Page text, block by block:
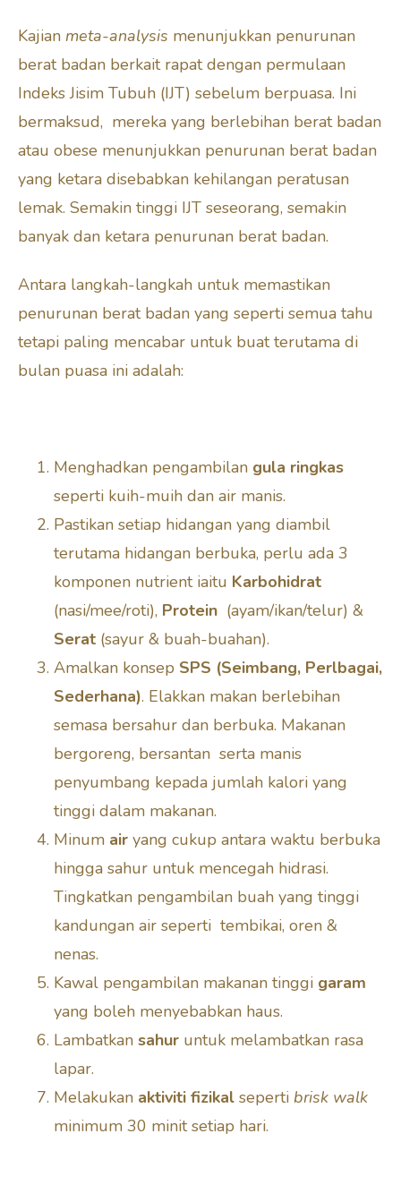
Kajian meta-analysis menunjukkan penurunan
berat badan berkait rapat dengan permulaan
Indeks Jisim Tubuh (IJT) sebelum berpuasa. Ini
bermaksud, mereka yang berlebihan berat badan
atau obese menunjukkan penurunan berat badan
yang ketara disebabkan kehilangan peratusan
lemak. Semakin tinggi IJT seseorang, semakin
banyak dan ketara penurunan berat badan.
Antara langkah-langkah untuk memastikan
penurunan berat badan yang seperti semua tahu
tetapi paling mencabar untuk buat terutama di
bulan puasa ini adalah:
Menghadkan pengambilan gula ringkas
seperti kuih-muih dan air manis.
Pastikan setiap hidangan yang diambil
terutama hidangan berbuka, perlu ada 3
komponen nutrient iaitu Karbohidrat
(nasi/mee/roti), Protein (ayam/ikan/telur) &
Serat (sayur & buah-buahan).
Amalkan konsep SPS (Seimbang, Perlbagai,
Sederhana). Elakkan makan berlebihan
semasa bersahur dan berbuka. Makanan
bergoreng, bersantan serta manis
penyumbang kepada jumlah kalori yang
tinggi dalam makanan.
Minum air yang cukup antara waktu berbuka
hingga sahur untuk mencegah hidrasi.
Tingkatkan pengambilan buah yang tinggi
kandungan air seperti tembikai, oren &
nenas.
Kawal pengambilan makanan tinggi garam
yang boleh menyebabkan haus.
Lambatkan sahur untuk melambatkan rasa
lapar.
Melakukan aktiviti fizikal seperti brisk walk
minimum 30 minit setiap hari.